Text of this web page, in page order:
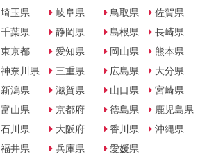
埼玉県
千葉県
東京都
神奈川県
新潟県
富山県
石川県
福井県
岐阜県
静岡県
愛知県
三重県
滋賀県
京都府
大阪府
兵庫県
鳥取県
島根県
岡山県
広島県
山口県
徳島県
香川県
愛媛県
佐賀県
長崎県
熊本県
大分県
宮崎県
鹿児島県
沖縄県